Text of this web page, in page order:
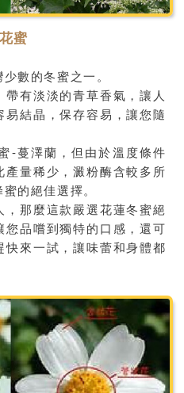
蜜
數的冬蜜之一。
有淡淡的青草香氣，讓人
結晶，保存容易，讓您隨
-蔓澤蘭，但由於溫度條件
量稀少，澱粉酶含較多所
的絕佳選擇。
那麼這款嚴選花蓮冬蜜絕
品嚐到獨特的口感，還可
快來一試，讓味蕾和身體都